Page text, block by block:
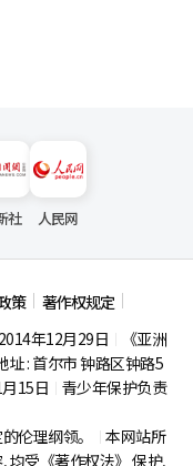
社 人民网
策 著作权规定
年12月29日
《亚洲
址 : 首尔市钟路区钟路5
15日
青少年保护负责
伦理纲领。
本网站所
受《著作权法》 保护,